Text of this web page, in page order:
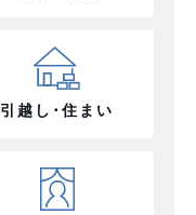
引越し･住まい